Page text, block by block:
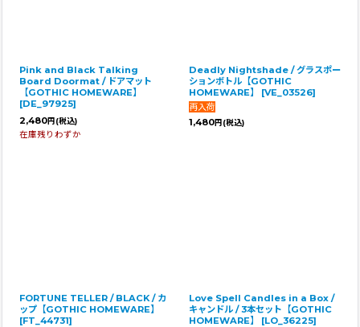
Pink and Black Talking
Board Doormat / ドアマット
【GOTHIC HOMEWARE】
[DE_97925]
2,480円 (税込)
在庫残りわずか
Deadly Nightshade / グラスポー
ションボトル【GOTHIC
HOMEWARE】
[VE_03526]
1,480円 (税込)
FORTUNE TELLER / BLACK / カ
ップ【GOTHIC HOMEWARE】
[FT_44731]
Love Spell Candles in a Box /
キャンドル / 3本セット【GOTHIC
HOMEWARE】
[LO_36225]